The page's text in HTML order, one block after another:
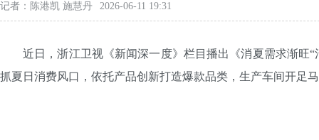
记者：陈港凯 施慧丹 2026-06-11 19:31
近日，浙江卫视《新闻深一度》栏目播出《消夏需求渐旺
抓夏日消费风口，依托产品创新打造爆款品类，生产车间开足